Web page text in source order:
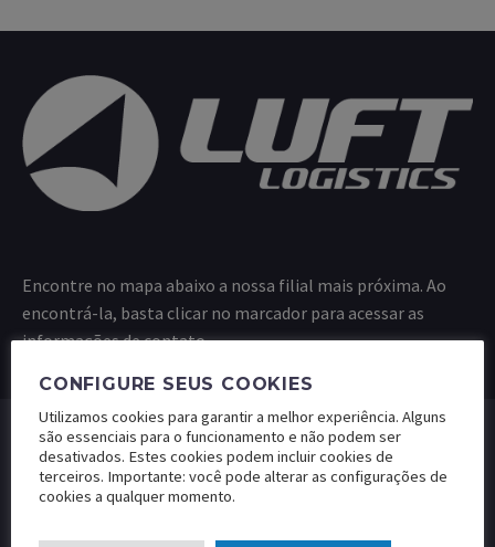
Encontre no mapa abaixo a nossa filial mais próxima. Ao
encontrá-la, basta clicar no marcador para acessar as
informações de contato.
CONFIGURE SEUS COOKIES
Utilizamos cookies para garantir a melhor experiência. Alguns
são essenciais para o funcionamento e não podem ser
desativados. Estes cookies podem incluir cookies de
terceiros. Importante: você pode alterar as configurações de
cookies a qualquer momento.